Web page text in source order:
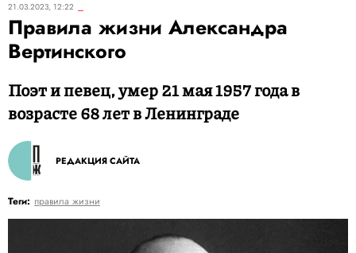
21.03.2023, 12:22
Правила жизни Александра
Вертинского
Поэт и певец, умер 21 мая 1957 года в
возрасте 68 лет в Ленинграде
РЕДАКЦИЯ САЙТА
Теги: правила жизни